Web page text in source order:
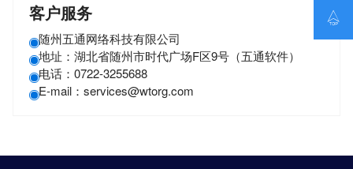
客户服务
随州五通网络科技有限公司
地址：湖北省随州市时代广场F区9号（五通软件）
电话：0722-3255688
E-mail：services@wtorg.com
